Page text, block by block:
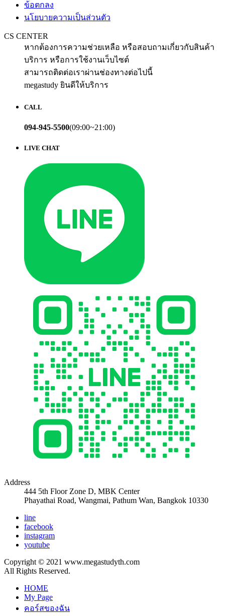
ข้อตกลง
นโยบายความเป็นส่วนตัว
CS CENTER
หากต้องการความช่วยเหลือ หรือสอบถามเกี่ยวกับสินค้า
บริการ หรือการใช้งานเว็บไซต์
สามารถติดต่อเราผ่านช่องทางต่อไปนี้
megastudy ยินดีให้บริการ
CALL
094-945-5500(09:00~21:00)
LIVE CHAT
Address
444 5th Floor Zone D, MBK Center
Phayathai Road, Wangmai, Pathum Wan, Bangkok 10330
line
facebook
instagram
youtube
Copyright © 2021 www.megastudyth.com
All Rights Reserved.
HOME
My Page
คอร์สของฉัน